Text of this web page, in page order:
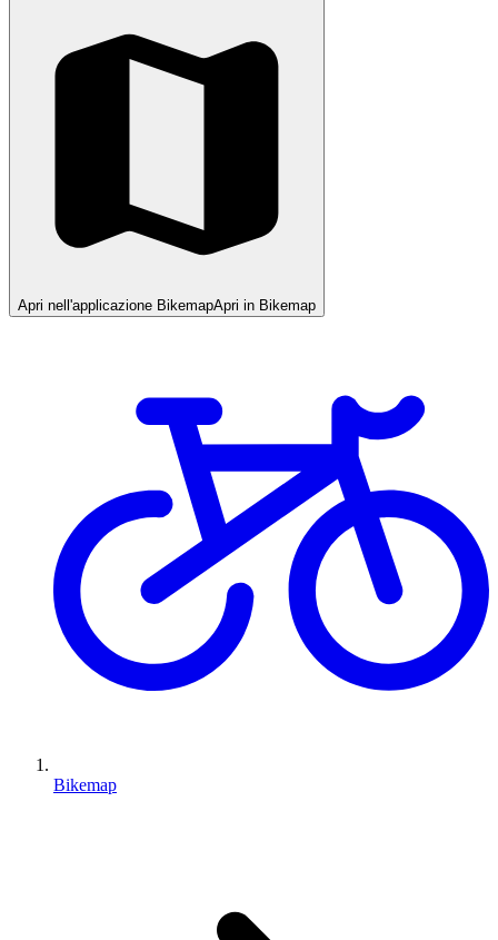
Apri nell'applicazione BikemapApri in Bikemap
Bikemap